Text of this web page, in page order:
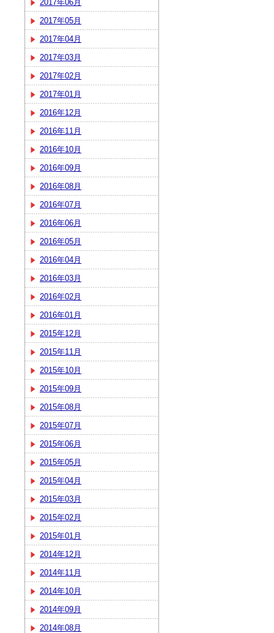
2017年06月
2017年05月
2017年04月
2017年03月
2017年02月
2017年01月
2016年12月
2016年11月
2016年10月
2016年09月
2016年08月
2016年07月
2016年06月
2016年05月
2016年04月
2016年03月
2016年02月
2016年01月
2015年12月
2015年11月
2015年10月
2015年09月
2015年08月
2015年07月
2015年06月
2015年05月
2015年04月
2015年03月
2015年02月
2015年01月
2014年12月
2014年11月
2014年10月
2014年09月
2014年08月